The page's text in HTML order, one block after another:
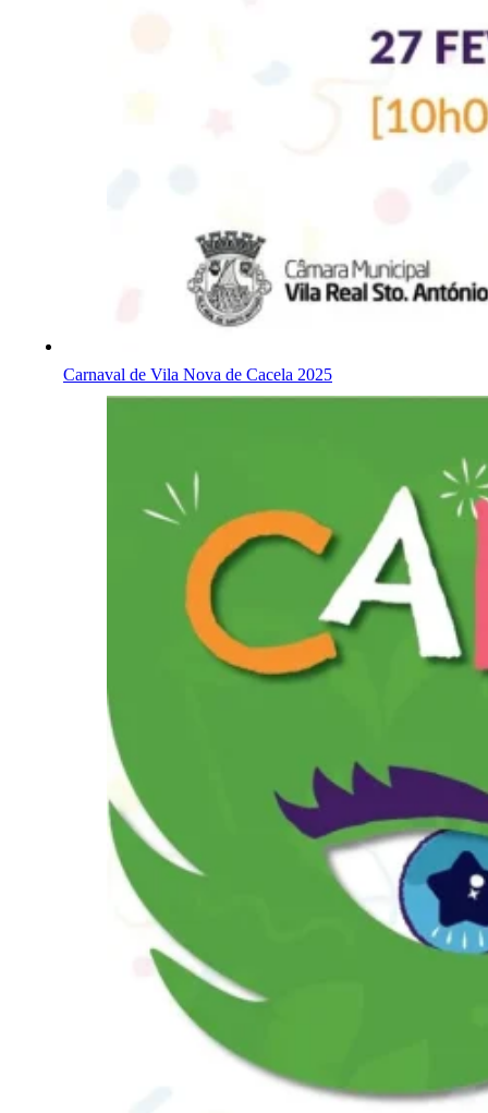
Carnaval de Vila Nova de Cacela 2025